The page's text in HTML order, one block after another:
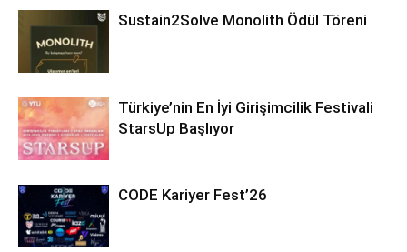
Sustain2Solve Monolith Ödül Töreni
Türkiye’nin En İyi Girişimcilik Festivali
StarsUp Başlıyor
CODE Kariyer Fest’26